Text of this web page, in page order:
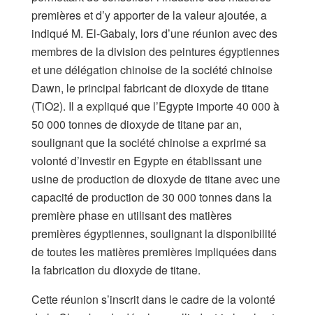
premières et d’y apporter de la valeur ajoutée, a
indiqué M. El-Gabaly, lors d’une réunion avec des
membres de la division des peintures égyptiennes
et une délégation chinoise de la société chinoise
Dawn, le principal fabricant de dioxyde de titane
(TiO2). Il a expliqué que l’Egypte importe 40 000 à
50 000 tonnes de dioxyde de titane par an,
soulignant que la société chinoise a exprimé sa
volonté d’investir en Egypte en établissant une
usine de production de dioxyde de titane avec une
capacité de production de 30 000 tonnes dans la
première phase en utilisant des matières
premières égyptiennes, soulignant la disponibilité
de toutes les matières premières impliquées dans
la fabrication du dioxyde de titane.
Cette réunion s’inscrit dans le cadre de la volonté